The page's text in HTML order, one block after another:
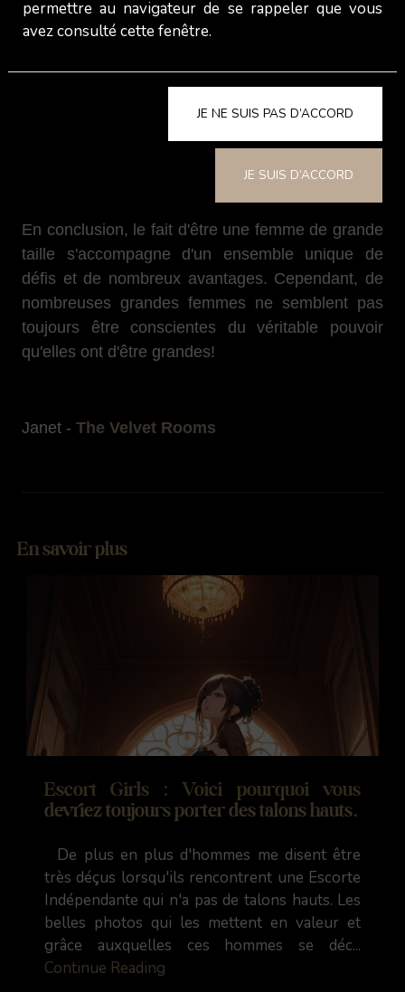
par les représentations médiatiques qui favorisent
industries de la mode et du divertissement. Par
scandinaves, connus pour leur population de
grande taille, sont souvent célébrées pour
l'apparence physique de leurs grandes femmes
En conclusion, le fait d'être une femme de grande
taille s'accompagne d'un ensemble unique de
défis et de nombreux avantages. Cependant, de
nombreuses grandes femmes ne semblent pas
toujours être conscientes du véritable pouvoir
qu'elles ont d'être grandes!
Janet - The Velvet Rooms
En savoir plus
Escort Girls : Voici pourquoi vous
devriez toujours porter des talons hauts.
De plus en plus d'hommes me disent être
très déçus lorsqu'ils rencontrent une Escorte
Indépendante qui n'a pas de talons hauts. Les
belles photos qui les mettent en valeur et
grâce auxquelles ces hommes se déc...
Continue Reading
permettre au navigateur de se rappeler que vous
avez consulté cette fenêtre.
JE NE SUIS PAS D’ACCORD
JE SUIS D’ACCORD